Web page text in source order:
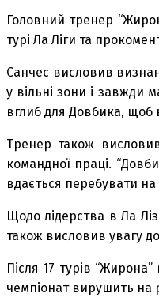
Головний тренер
турі Ла Ліги та
Санчес висловив
у вільні зони і завжди
вглиб для Довбика, щоб
Тренер також
командної праці.
вдається перебувати
Щодо лідерства в Ла
також висловив увагу
Після 17 турів
чемпіонат вирушить на